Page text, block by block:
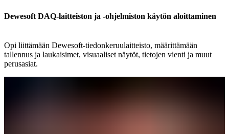
Dewesoft DAQ-laitteiston ja -ohjelmiston käytön aloittaminen
Opi liittämään Dewesoft-tiedonkeruulaitteisto, määrittämään
tallennus ja laukaisimet, visuaaliset näytöt, tietojen vienti ja muut
perusasiat.